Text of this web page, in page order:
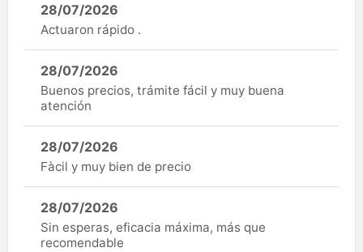
28/07/2026
Actuaron rápido .
28/07/2026
Buenos precios, trámite fácil y muy buena
atención
28/07/2026
Fàcil y muy bien de precio
28/07/2026
Sin esperas, eficacia máxima, más que
recomendable